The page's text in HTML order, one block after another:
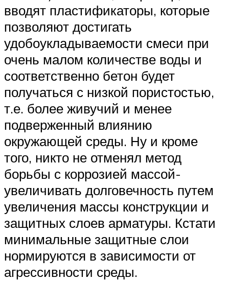
вводят пластификаторы, которые
позволяют достигать
удобоукладываемости смеси при
очень малом количестве воды и
соответственно бетон будет
получаться с низкой пористостью,
т.е. более живучий и менее
подверженный влиянию
окружающей среды. Ну и кроме
того, никто не отменял метод
борьбы с коррозией массой-
увеличивать долговечность путем
увеличения массы конструкции и
защитных слоев арматуры. Кстати
минимальные защитные слои
нормируются в зависимости от
агрессивности среды.